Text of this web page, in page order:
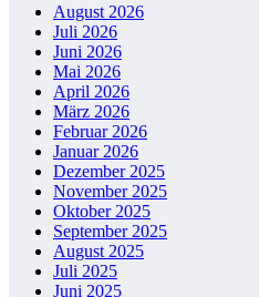
August 2026
Juli 2026
Juni 2026
Mai 2026
April 2026
März 2026
Februar 2026
Januar 2026
Dezember 2025
November 2025
Oktober 2025
September 2025
August 2025
Juli 2025
Juni 2025